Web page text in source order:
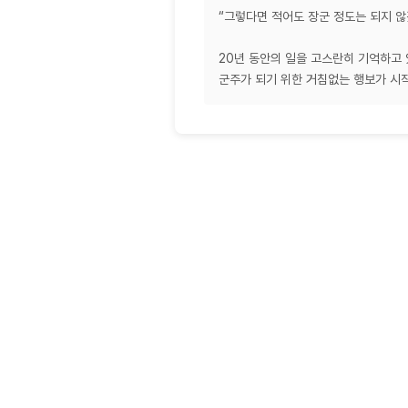
“그렇다면 적어도 장군 정도는 되지
20년 동안의 일을 고스란히 기억하고
군주가 되기 위한 거침없는 행보가 시